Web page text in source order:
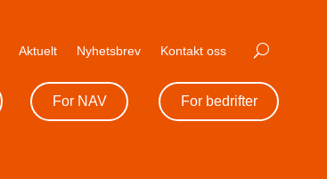
Aktuelt Nyhetsbrev Kontakt oss
For bedrifter
For NAV